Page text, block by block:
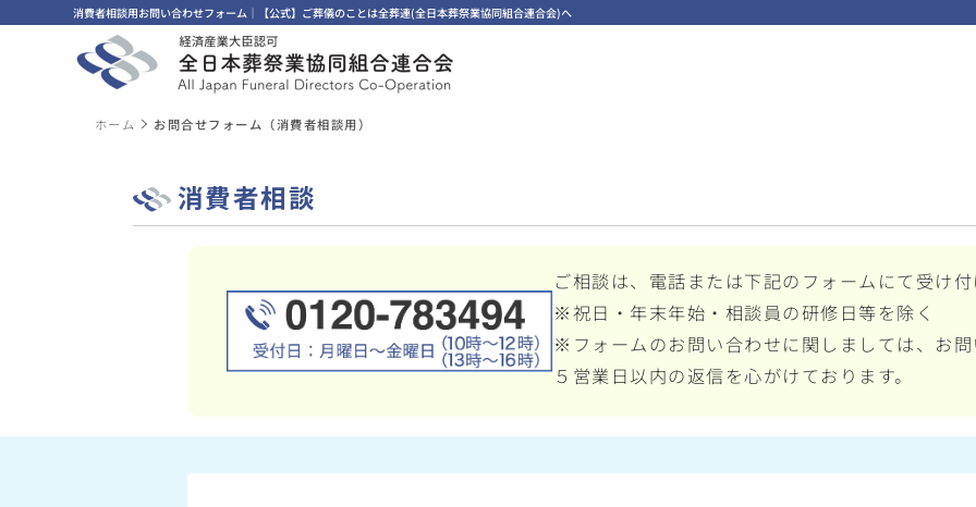
消費者相談用お問い合わせフォーム｜【公式】ご葬儀のことは全葬連(全日本葬祭業協同組合連合会)へ
ホーム お問合せフォーム（消費者相談用）
消費者相談
ご相談は、電話または下記のフォームにて受け
※祝日・年末年始・相談員の研修日等を除く
※フォームのお問い合わせに関しましては、お
５営業日以内の返信を心がけております。